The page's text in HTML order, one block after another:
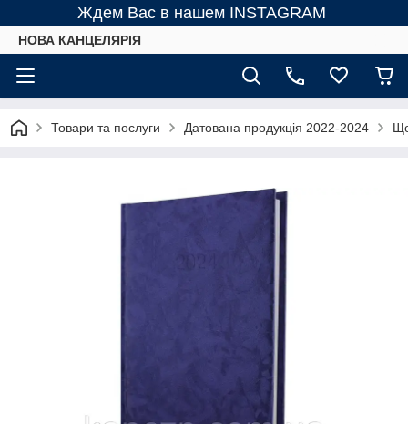
Ждем Вас в нашем INSTAGRAM
НОВА КАНЦЕЛЯРІЯ
Товари та послуги Датована продукція 2022-2024